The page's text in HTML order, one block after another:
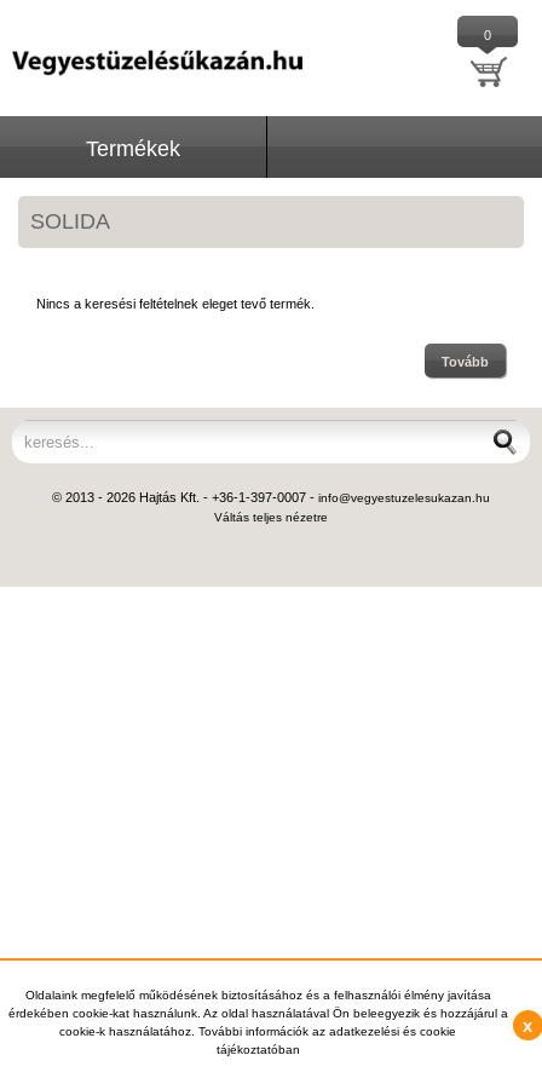
Oldalaink megfelelő működésének biztosításához és a felhasználói élmény javítása
érdekében cookie-kat használunk. Az oldal használatával Ön beleegyezik és hozzájárul a
cookie-k használatához. További információk az adatkezelési és cookie
tájékoztatóban
x
0
Termékek
SOLIDA
Nincs a keresési feltételnek eleget tevő termék.
Tovább
© 2013 - 2026 Hajtás Kft. - +36-1-397-0007 - info@vegyestuzelesukazan.hu
Váltás teljes nézetre